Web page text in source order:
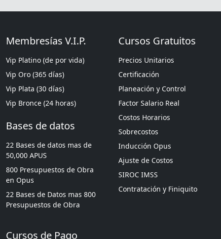
Membresías V.I.P.
Vip Platino (de por vida)
Vip Oro (365 días)
Vip Plata (30 días)
Vip Bronce (24 horas)
Bases de datos
22 Bases de datos mas de
50,000 APUS
800 Presupuestos de Obra
en Opus
22 Bases de Datos mas 800
Presupuestos de Obra
Cursos Gratuitos
Precios Unitarios
Certificación
Planeación y Control
Factor Salario Real
Costos Horarios
Sobrecostos
Inducción Opus
Ajuste de Costos
SIROC IMSS
Contratación y Finiquito
Cursos de Pago